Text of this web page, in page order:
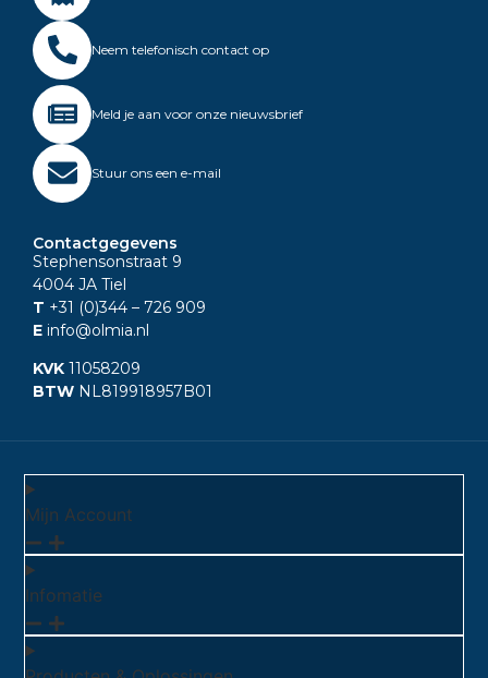
Neem telefonisch contact op
Meld je aan voor onze nieuwsbrief
Stuur ons een e-mail
Contactgegevens
Stephensonstraat 9
4004 JA Tiel
T +31 (0)344 – 726 909
E info@olmia.nl
KVK 11058209
BTW NL819918957B01
Mijn Account
Infomatie